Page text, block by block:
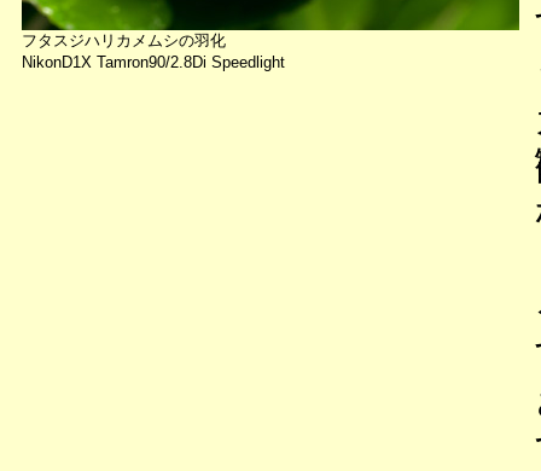
フタスジハリカメムシの羽化
NikonD1X Tamron90/2.8Di Speedlight